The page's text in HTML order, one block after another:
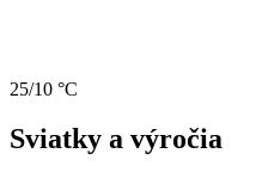
25/10 °C
Sviatky a výročia